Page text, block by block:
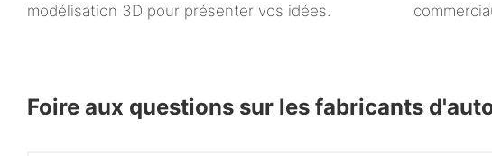
modélisation 3D pour présenter vos idées.
Foire aux questions sur les fabricants